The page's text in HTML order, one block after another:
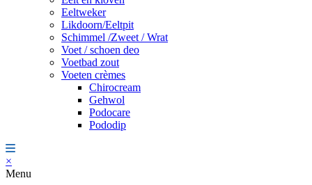
Eeltweker
Likdoorn/Eeltpit
Schimmel /Zweet / Wrat
Voet / schoen deo
Voetbad zout
Voeten crèmes
Chirocream
Gehwol
Podocare
Pododip
×
Menu